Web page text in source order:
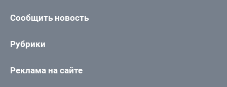
Сообщить новость
Рубрики
Реклама на сайте